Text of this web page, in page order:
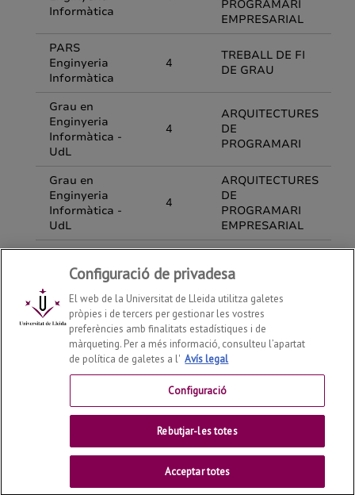
Departament d'Enginyeria Informàtica i Disseny Digital
© | Telf: +34 973 70 27 55
Contactar
Universitat de Lleida
Configuració de privadesa
El web de la Universitat de Lleida utilitza galetes
pròpies i de tercers per gestionar les vostres
preferències amb finalitats estadístiques i de
màrqueting. Per a més informació, consulteu l’apartat
de política de galetes a l' Avís legal
Configuració
Rebutjar-les totes
Acceptar totes